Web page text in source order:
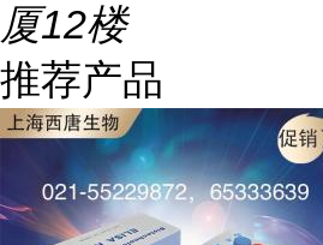
厦12楼
推荐产品